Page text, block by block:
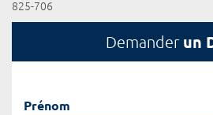
825-706
Demander un
Prénom